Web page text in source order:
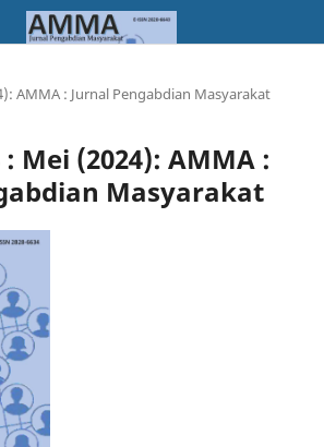
AMMA : Jurnal Pengabdian Masyarakat
Mei (2024): AMMA :
Masyarakat